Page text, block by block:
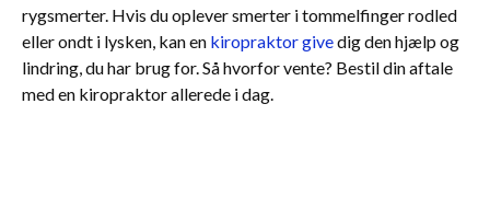
rygsmerter. Hvis du oplever smerter i tommelfinger rodled
eller ondt i lysken, kan en kiropraktor givedig den hjælp og
lindring, du har brug for. Så hvorfor vente? Bestil din aftale
med en kiropraktor allerede i dag.